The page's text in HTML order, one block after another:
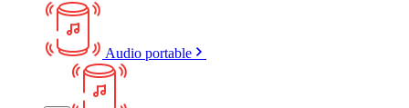
Audio portable